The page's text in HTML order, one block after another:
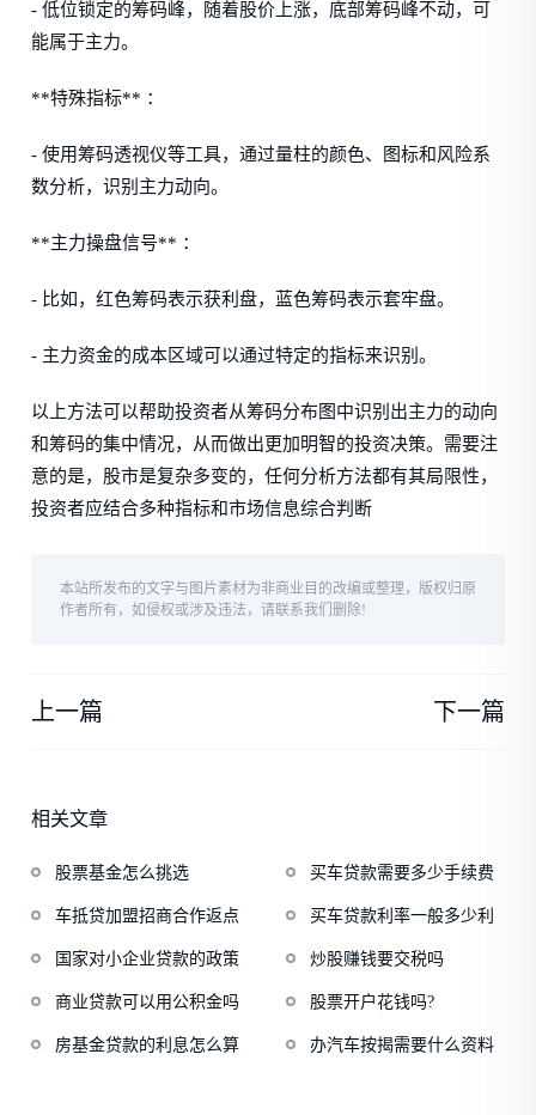
- 低位锁定的筹码峰，随着股价上涨，底部筹码峰不动，可
能属于主力。
**特殊指标** ：
- 使用筹码透视仪等工具，通过量柱的颜色、图标和风险系
数分析，识别主力动向。
**主力操盘信号** ：
- 比如，红色筹码表示获利盘，蓝色筹码表示套牢盘。
- 主力资金的成本区域可以通过特定的指标来识别。
以上方法可以帮助投资者从筹码分布图中识别出主力的动向
和筹码的集中情况，从而做出更加明智的投资决策。需要注
意的是，股市是复杂多变的，任何分析方法都有其局限性，
投资者应结合多种指标和市场信息综合判断
本站所发布的文字与图片素材为非商业目的改编或整理，版权归原
作者所有，如侵权或涉及违法，请联系我们删除!
上一篇 下一篇
相关文章
股票基金怎么挑选 买车贷款需要多少手续费
车抵贷加盟招商合作返点 买车贷款利率一般多少利
国家对小企业贷款的政策 炒股赚钱要交税吗
商业贷款可以用公积金吗 股票开户花钱吗?
房基金贷款的利息怎么算 办汽车按揭需要什么资料